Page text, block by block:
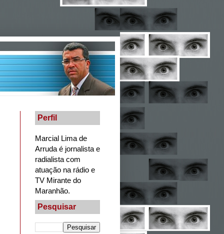
Perfil
Marcial Lima de
Arruda é jornalista e
radialista com
atuação na rádio e
TV Mirante do
Maranhão.
Pesquisar